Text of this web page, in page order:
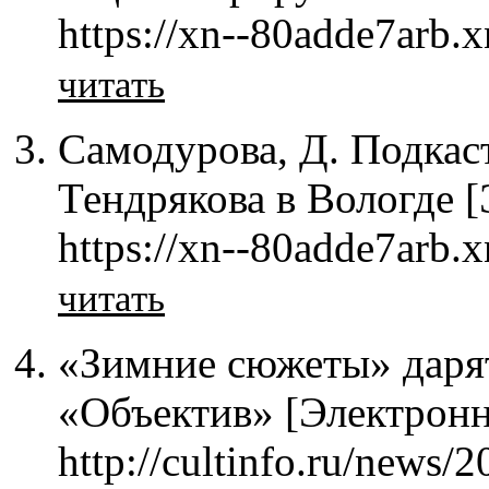
https://xn--
читать
Самодурова, Д.
Тендрякова в
https://xn--
читать
«Зимние сюжеты»
«Объектив»
http://cultinfo.ru/news/